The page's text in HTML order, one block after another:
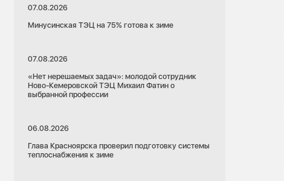
07.08.2026
Минусинская ТЭЦ на 75% готова к зиме
07.08.2026
«Нет нерешаемых задач»: молодой сотрудник
Ново-Кемеровской ТЭЦ Михаил Фатин о
выбранной профессии
06.08.2026
Глава Красноярска проверил подготовку системы
теплоснабжения к зиме